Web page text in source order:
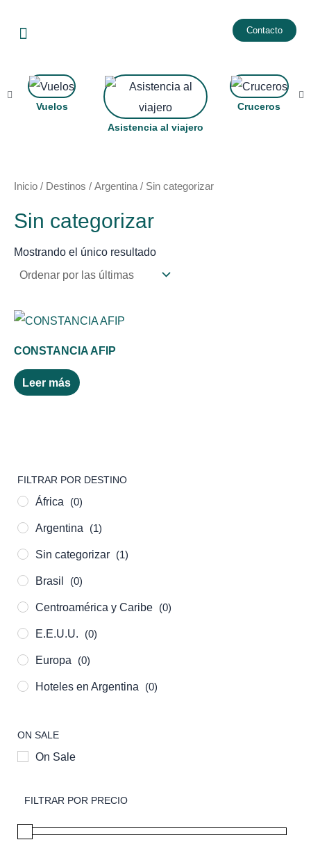
Menu Contacto
Vuelos
Asistencia al viajero
Cruceros
FILTRAR POR DESTINO
África (0)
Argentina (1)
Sin categorizar (1)
Brasil (0)
Centroamérica y Caribe (0)
E.E.U.U. (0)
Europa (0)
Hoteles en Argentina (0)
Sudamérica
ON SALE
On Sale
FILTRAR POR PRECIO
Inicio / Destinos / Argentina / Sin categorizar
Sin categorizar
Mostrando el único resultado
CONSTANCIA AFIP
Leer más